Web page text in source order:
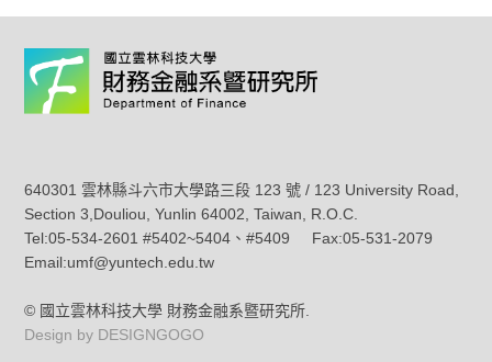
640301 雲林縣斗六市大學路三段 123 號 / 123 University Road,
Section 3,Douliou, Yunlin 64002, Taiwan, R.O.C.
Tel:05-534-2601 #5402~5404、#5409 Fax:05-531-2079
Email:umf@yuntech.edu.tw
© 國立雲林科技大學 財務金融系暨研究所.
Design by DESIGNGOGO